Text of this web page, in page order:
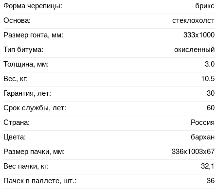
Форма черепицы:
брикс
Основа:
стеклохолст
Размер гонта, мм:
333x1000
Тип битума:
окисленный
Толщина, мм:
3.0
Вес, кг:
10.5
Гарантия, лет:
30
Срок службы, лет:
60
Страна:
Россия
Цвета:
бархан
Размер пачки, мм:
336х1003х67
Вес пачки, кг:
32,1
Пачек в паллете, шт.:
36